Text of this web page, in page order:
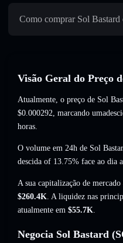
Como comprar Sol
Visão Geral do Preço
Atualmente, o preço de Sol
$0.000292, marcando
horas.
O volume em 24h de Sol
descida of 13.75% face ao dia
A sua capitalização de
$260.4K. A liquidez nas
atualmente em $55.7K.
Negocia Sol Bastard